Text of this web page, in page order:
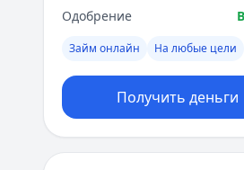
Одобрение
Займ онлайн На любые цели
Получить деньги